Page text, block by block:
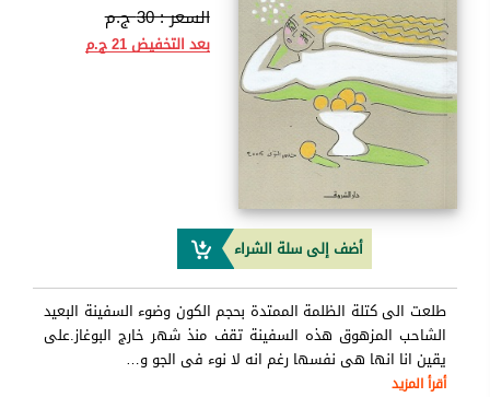
السعر :30 ج.م
بعد التخفيض21 ج.م
أضف إلى سلة الشراء
طلعت الى كتلة الظلمة الممتدة بحجم الكون وضوء السفينة البعيد
الشاحب المزهوق هذه السفينة تقف منذ شهر خارج البوغاز.على
يقين انا انها هى نفسها رغم انه لا نوء فى الجو و…
أقرأ المزيد